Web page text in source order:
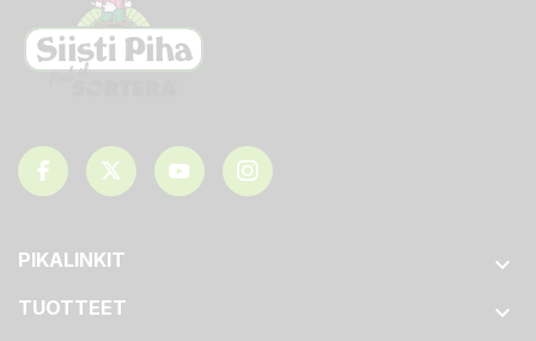
PIKALINKIT 
TUOTTEET 